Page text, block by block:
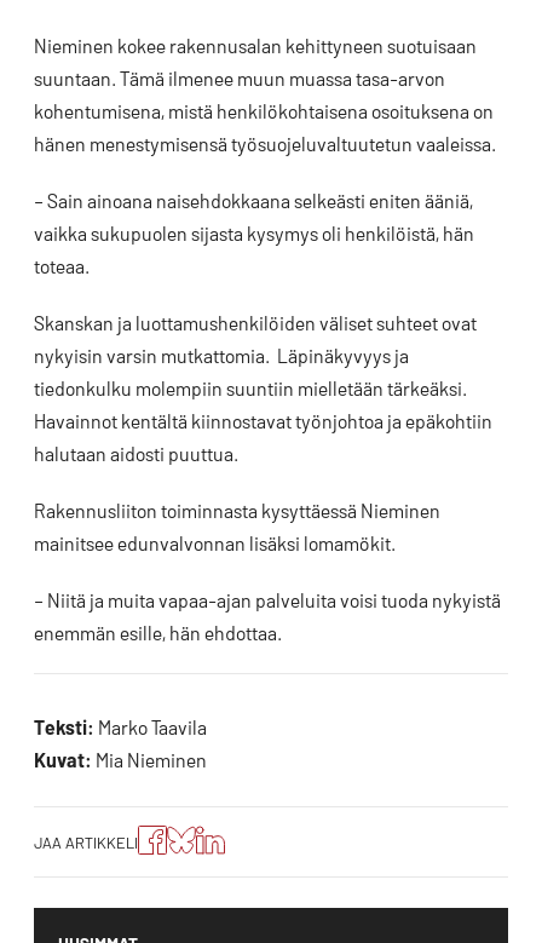
Nieminen kokee rakennusalan kehittyneen suotuisaan
suuntaan. Tämä ilmenee muun muassa tasa-arvon
kohentumisena, mistä henkilökohtaisena osoituksena on
hänen menestymisensä työsuojeluvaltuutetun vaaleissa.
– Sain ainoana naisehdokkaana selkeästi eniten ääniä,
vaikka sukupuolen sijasta kysymys oli henkilöistä, hän
toteaa.
Skanskan ja luottamushenkilöiden väliset suhteet ovat
nykyisin varsin mutkattomia. Läpinäkyvyys ja
tiedonkulku molempiin suuntiin mielletään tärkeäksi.
Havainnot kentältä kiinnostavat työnjohtoa ja epäkohtiin
halutaan aidosti puuttua.
Rakennusliiton toiminnasta kysyttäessä Nieminen
mainitsee edunvalvonnan lisäksi lomamökit.
– Niitä ja muita vapaa-ajan palveluita voisi tuoda nykyistä
enemmän esille, hän ehdottaa.
Teksti: Marko Taavila
Kuvat: Mia Nieminen
JAA ARTIKKELI
Jaa
artikkeli
Facebookissa
Jaa
artikkeli
Blueskyssa
Jako:
Jaa
artikkeli
LinkedIn:ssä